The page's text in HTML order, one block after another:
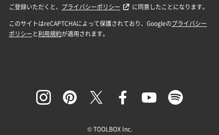
© TOOLBOX Inc.